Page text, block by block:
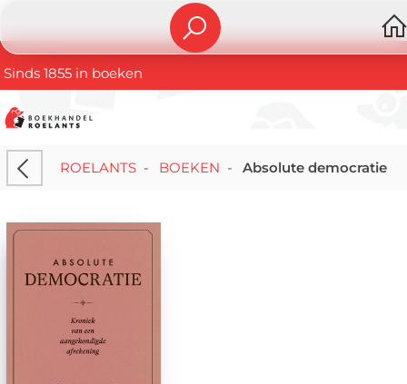
Sinds 1855 in boeken
ROELANTS- BOEKEN - Absolute democratie